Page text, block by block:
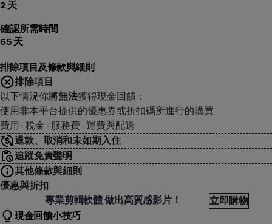
2 天
確認所需時間
65 天
排除項目及條款與細則
排除項目
以下情況你將無法獲得現金回饋：
使用非本平台提供的優惠券或折扣碼所進行的購買
費用 · 稅金 · 服務費 · 運費與配送
退款、取消和未如期入住
追蹤免責聲明
其他條款與細則
優惠與折扣
專業剪輯軟體 做出高質感影片！
立即購物
現金回饋小技巧